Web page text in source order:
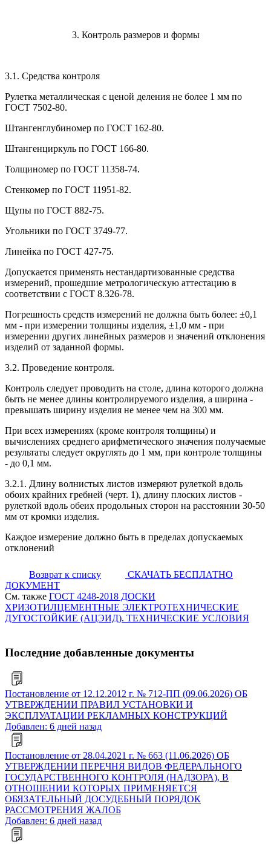
3. Контроль размеров и формы
3.1. Средства контроля
Рулетка металлическая с ценой деления не более 1 мм по
ГОСТ 7502-80.
Штангенглубиномер по ГОСТ 162-80.
Штангенциркуль по ГОСТ 166-80.
Толщиномер по ГОСТ 11358-74.
Стенкомер по ГОСТ 11951-82.
Щупы по ГОСТ 882-75.
Угольники по ГОСТ 3749-77.
Линейка по ГОСТ 427-75.
Допускается применять нестандартизованные средства
измерений, прошедшие метрологическую аттестацию в
соответствии с ГОСТ 8.326-78.
Погрешность средств измерений не должна быть более: ±0,1
мм - при измерении толщины изделия, ±1,0 мм - при
измерении других линейных размеров и значений отклонения
изделий от заданной формы.
3.2. Проведение контроля.
Контроль следует проводить на столе, длина которого должна
быть не менее длины контролируемого изделия, а ширина -
превышать ширину изделия не менее чем на 300 мм.
При всех измерениях (кроме контроля толщины) и
вычислениях среднего арифметического значения получаемые
результаты следует округлять до 1 мм, при контроле толщины
- до 0,1 мм.
3.2.1. Длину волнистых листов измеряют рулеткой вдоль
обоих крайних гребней (черт. 1), длину плоских листов -
рулеткой вдоль обеих продольных сторон на расстоянии 30-50
мм от кромки изделия.
Каждое измерение должно быть в пределах допускаемых
отклонений
Возврат к списку
СКАЧАТЬ БЕСПЛАТНО
ДОКУМЕНТ
См. также ГОСТ 4248-2018 ДОСКИ
ХРИЗОТИЛЦЕМЕНТНЫЕ ЭЛЕКТРОТЕХНИЧЕСКИЕ
ДУГОСТОЙКИЕ (АЦЭИД). ТЕХНИЧЕСКИЕ УСЛОВИЯ
Последние добавленные документы
Постановление от 12.12.2012 г. № 712-ПП (09.06.2026) ОБ
УТВЕРЖДЕНИИ ПРАВИЛ УСТАНОВКИ И
ЭКСПЛУАТАЦИИ РЕКЛАМНЫХ КОНСТРУКЦИЙ
Добавлен: 6 дней назад
Постановление от 28.04.2021 г. № 663 (11.06.2026) ОБ
УТВЕРЖДЕНИИ ПЕРЕЧНЯ ВИДОВ ФЕДЕРАЛЬНОГО
ГОСУДАРСТВЕННОГО КОНТРОЛЯ (НАДЗОРА), В
ОТНОШЕНИИ КОТОРЫХ ПРИМЕНЯЕТСЯ
ОБЯЗАТЕЛЬНЫЙ ДОСУДЕБНЫЙ ПОРЯДОК
РАССМОТРЕНИЯ ЖАЛОБ
Добавлен: 6 дней назад